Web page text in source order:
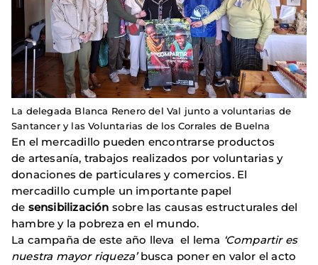
La delegada Blanca Renero del Val junto a voluntarias de
Santancer y las Voluntarias de los Corrales de Buelna
En el mercadillo pueden encontrarse productos
de artesanía, trabajos realizados por voluntarias y
donaciones de particulares y comercios. El
mercadillo cumple un importante papel
de sensibilización sobre las causas estructurales del
hambre y la pobreza en el mundo.
La campaña de este año lleva el lema ‘Compartir es
nuestra mayor riqueza’busca poner en valor el acto